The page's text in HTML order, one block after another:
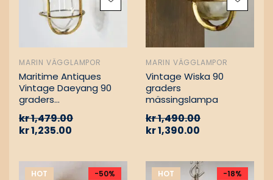
MARIN VÄGGLAMPOR
Maritime Antiques
Vintage Daeyang 90
graders
kr1,479.00
kr1,235.00
MARIN VÄGGLAMPOR
Vintage Wiska 90
graders
mässingslampa
kr1,490.00
kr1,390.00
HOT -50% HOT -18%